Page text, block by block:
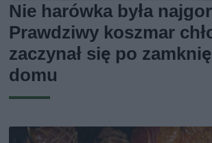
Nie harówka była
Prawdziwy koszmar
zaczynał się po
domu